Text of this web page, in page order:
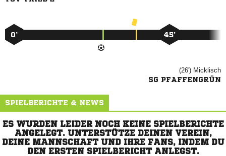
0’ 45’
(26') 
SG PFAFFENGRÜN
SPIELBERICHTE & NEWS
ES WURDEN LEIDER NOCH KEINE SPIELBERICHTE
ANGELEGT. UNTERSTÜTZE DEINEN VEREIN,
DEINE MANNSCHAFT UND IHRE FANS, INDEM DU
DEN ERSTEN SPIELBERICHT ANLEGST.